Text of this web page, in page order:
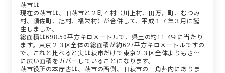
萩市は…
現在の萩市は、旧萩市と２町４村（川上村、田万川町、むつみ
村、須佐町、旭村、福栄村）が合併して、平成１７年３月に誕
生しました。
総面積は698.50平方キロメートルで、県土の約11.4％に当たり
ます。東京２３区全体の総面積が約627平方キロメートルですの
で、これと比べると実は萩市だけで東京２３区全体よりもさら
に広い面積をカバーしていることになります。
萩市役所の本庁舎は、萩市の西側、旧萩市の三角州内にありま